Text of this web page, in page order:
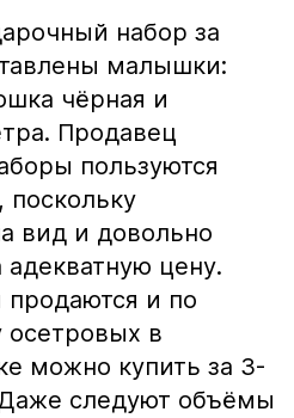
набор за
малышки:
чёрная и
Продавец
пользуются
вид и довольно
цену.
и по
осетровых в
можно купить за 3-
следуют объёмы